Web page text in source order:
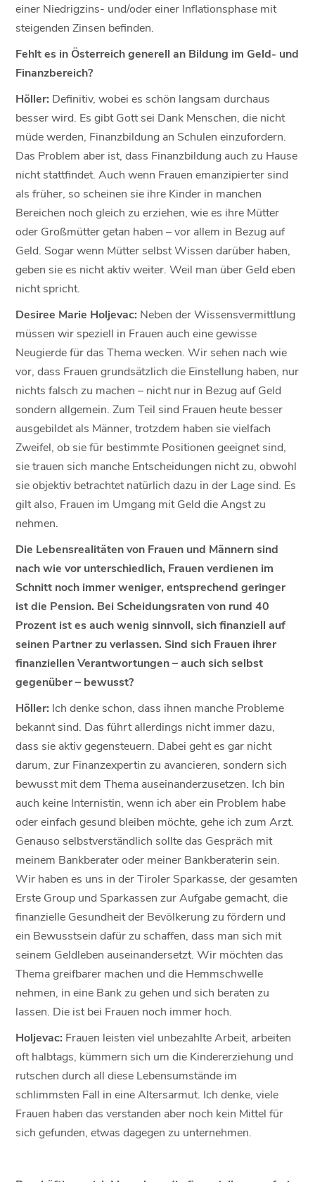
einer Niedrigzins- und/oder einer Inflationsphase mit
steigenden Zinsen befinden.
Fehlt es in Österreich generell an Bildung im Geld- und
Finanzbereich?
Höller: Definitiv, wobei es schön langsam durchaus
besser wird. Es gibt Gott sei Dank Menschen, die nicht
müde werden, Finanzbildung an Schulen einzufordern.
Das Problem aber ist, dass Finanzbildung auch zu Hause
nicht stattfindet. Auch wenn Frauen emanzipierter sind
als früher, so scheinen sie ihre Kinder in manchen
Bereichen noch gleich zu erziehen, wie es ihre Mütter
oder Großmütter getan haben – vor allem in Bezug auf
Geld. Sogar wenn Mütter selbst Wissen darüber haben,
geben sie es nicht aktiv weiter. Weil man über Geld eben
nicht spricht.
Desiree Marie Holjevac: Neben der Wissensvermittlung
müssen wir speziell in Frauen auch eine gewisse
Neugierde für das Thema wecken. Wir sehen nach wie
vor, dass Frauen grundsätzlich die Einstellung haben, nur
nichts falsch zu machen – nicht nur in Bezug auf Geld
sondern allgemein. Zum Teil sind Frauen heute besser
ausgebildet als Männer, trotzdem haben sie vielfach
Zweifel, ob sie für bestimmte Positionen geeignet sind,
sie trauen sich manche Entscheidungen nicht zu, obwohl
sie objektiv betrachtet natürlich dazu in der Lage sind. Es
gilt also, Frauen im Umgang mit Geld die Angst zu
nehmen.
Die Lebensrealitäten von Frauen und Männern sind
nach wie vor unterschiedlich, Frauen verdienen im
Schnitt noch immer weniger, entsprechend geringer
ist die Pension. Bei Scheidungsraten von rund 40
Prozent ist es auch wenig sinnvoll, sich finanziell auf
seinen Partner zu verlassen. Sind sich Frauen ihrer
finanziellen Verantwortungen – auch sich selbst
gegenüber – bewusst?
Höller: Ich denke schon, dass ihnen manche Probleme
bekannt sind. Das führt allerdings nicht immer dazu,
dass sie aktiv gegensteuern. Dabei geht es gar nicht
darum, zur Finanzexpertin zu avancieren, sondern sich
bewusst mit dem Thema auseinanderzusetzen. Ich bin
auch keine Internistin, wenn ich aber ein Problem habe
oder einfach gesund bleiben möchte, gehe ich zum Arzt.
Genauso selbstverständlich sollte das Gespräch mit
meinem Bankberater oder meiner Bankberaterin sein.
Wir haben es uns in der Tiroler Sparkasse, der gesamten
Erste Group und Sparkassen zur Aufgabe gemacht, die
finanzielle Gesundheit der Bevölkerung zu fördern und
ein Bewusstsein dafür zu schaffen, dass man sich mit
seinem Geldleben auseinandersetzt. Wir möchten das
Thema greifbarer machen und die Hemmschwelle
nehmen, in eine Bank zu gehen und sich beraten zu
lassen. Die ist bei Frauen noch immer hoch.
Holjevac: Frauen leisten viel unbezahlte Arbeit, arbeiten
oft halbtags, kümmern sich um die Kindererziehung und
rutschen durch all diese Lebensumstände im
schlimmsten Fall in eine Altersarmut. Ich denke, viele
Frauen haben das verstanden aber noch kein Mittel für
sich gefunden, etwas dagegen zu unternehmen.